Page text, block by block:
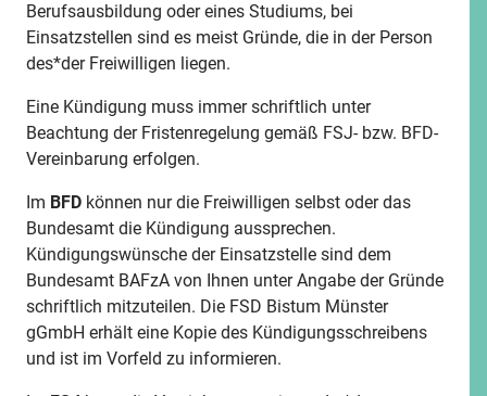
Berufsausbildung oder eines Studiums, bei
Einsatzstellen sind es meist Gründe, die in der Person
des*der Freiwilligen liegen.
Eine Kündigung muss immer schriftlich unter
Beachtung der Fristenregelung gemäß FSJ- bzw. BFD-
Vereinbarung erfolgen.
Im BFD können nur die Freiwilligen selbst oder das
Bundesamt die Kündigung aussprechen.
Kündigungswünsche der Einsatzstelle sind dem
Bundesamt BAFzA von Ihnen unter Angabe der Gründe
schriftlich mitzuteilen. Die FSD Bistum Münster
gGmbH erhält eine Kopie des Kündigungsschreibens
und ist im Vorfeld zu informieren.